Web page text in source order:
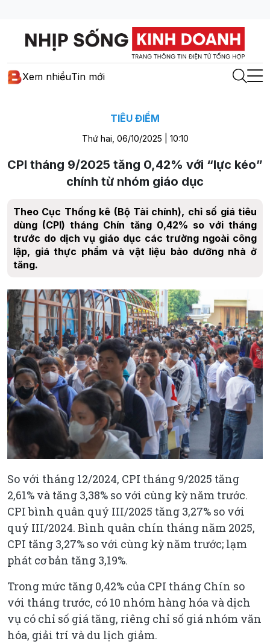
Xem nhiềuTin mới
TIÊU ĐIỂM
Thứ hai, 06/10/2025 | 10:10
CPI tháng 9/2025 tăng 0,42% với “lực kéo”
chính từ nhóm giáo dục
Theo Cục Thống kê (Bộ Tài chính), chỉ số giá tiêu
dùng (CPI) tháng Chín tăng 0,42% so với tháng
trước do dịch vụ giáo dục các trường ngoài công
lập, giá thực phẩm và vật liệu bảo dưỡng nhà ở
tăng.
So với tháng 12/2024, CPI tháng 9/2025 tăng
2,61% và tăng 3,38% so với cùng kỳ năm trước.
CPI bình quân quý III/2025 tăng 3,27% so với
quý III/2024. Bình quân chín tháng năm 2025,
CPI tăng 3,27% so với cùng kỳ năm trước; lạm
phát cơ bản tăng 3,19%.
Trong mức tăng 0,42% của CPI tháng Chín so
với tháng trước, có 10 nhóm hàng hóa và dịch
vụ có chỉ số giá tăng, riêng chỉ số giá nhóm văn
hóa, giải trí và du lịch giảm.